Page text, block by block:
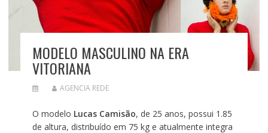
MODELO MASCULINO NA ERA
VITORIANA
AGENCIA REDE
O modelo Lucas Camisão, de 25 anos, possui 1.85
de altura, distribuído em 75 kg e atualmente integra